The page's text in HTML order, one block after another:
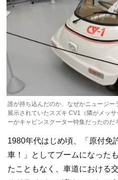
誰が持ち込んだのか、なぜかニュージ
展示されていたスズキ CV1（隣がメッ
ーかキャビンスクーター特集だったのだ
1980年代はじめ頃、「原付免
車！」としてブームになった
たこともなく、車道における